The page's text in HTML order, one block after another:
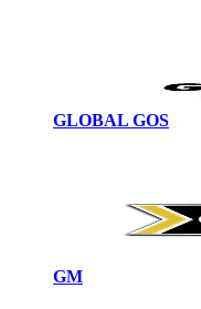
GLOBAL GOS
GM